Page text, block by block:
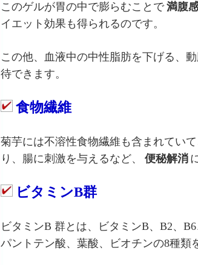
このゲルが胃の中で膨らむことで 満腹
イエット効果も得られるのです。
この他、血液中の中性脂肪を下げる、
待できます。
食物繊維
菊芋には不溶性食物繊維も含まれてい
り、腸に刺激を与えるなど、
便秘解消
ビタミンB群
ビタミンB 群とは、ビタミンB、B2、B6
パントテン酸、葉酸、ビオチンの8種類